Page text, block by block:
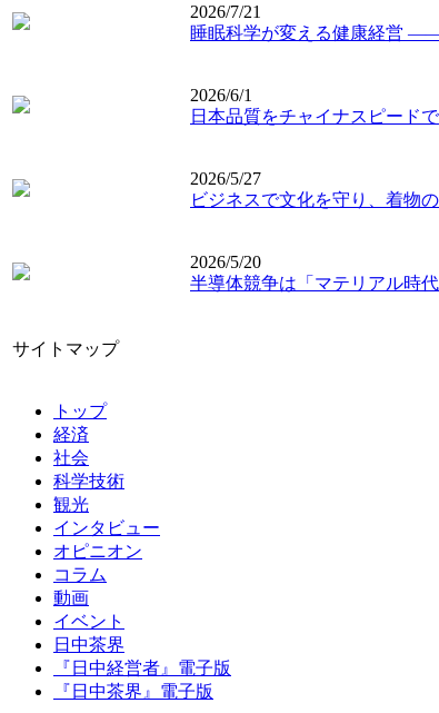
2026/7/21
睡眠科学が変える健康経営
2026/6/1
日本品質をチャイナスピードで
2026/5/27
ビジネスで文化を守り、着物
2026/5/20
半導体競争は「マテリアル時
サイトマップ
トップ
経済
社会
科学技術
観光
インタビュー
オピニオン
コラム
動画
イベント
日中茶界
『日中経営者』電子版
『日中茶界』電子版